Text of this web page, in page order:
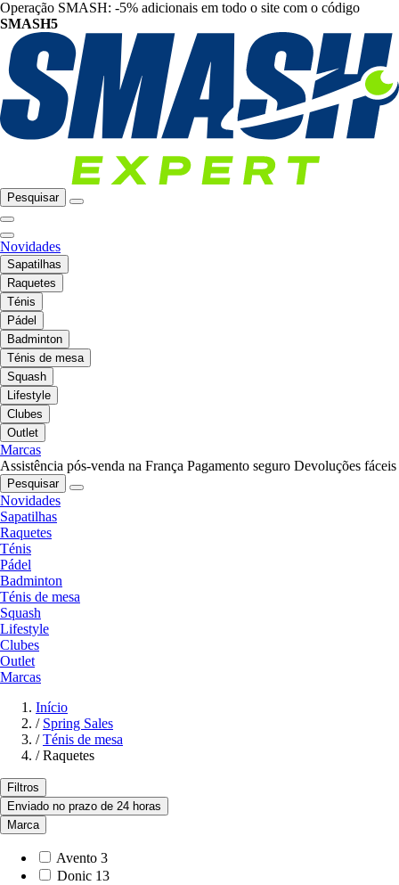
Operação SMASH: -5% adicionais em todo o site com o código
SMASH5
Pesquisar
Novidades
Sapatilhas
Raquetes
Ténis
Pádel
Badminton
Ténis de mesa
Squash
Lifestyle
Clubes
Outlet
Marcas
Assistência pós-venda na França Pagamento seguro Devoluções fáceis
Pesquisar
Novidades
Sapatilhas
Raquetes
Ténis
Pádel
Badminton
Ténis de mesa
Squash
Lifestyle
Clubes
Outlet
Marcas
Início
/ Spring Sales
/ Ténis de mesa
/ Raquetes
Filtros
Enviado no prazo de 24 horas
Marca
Avento 3
Donic 13